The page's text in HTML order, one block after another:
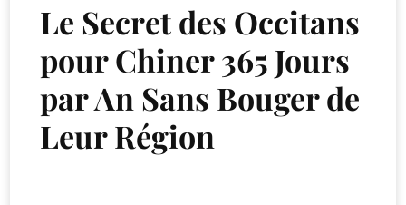
Le Secret des Occitans
pour Chiner 365 Jours
par An Sans Bouger de
Leur Région